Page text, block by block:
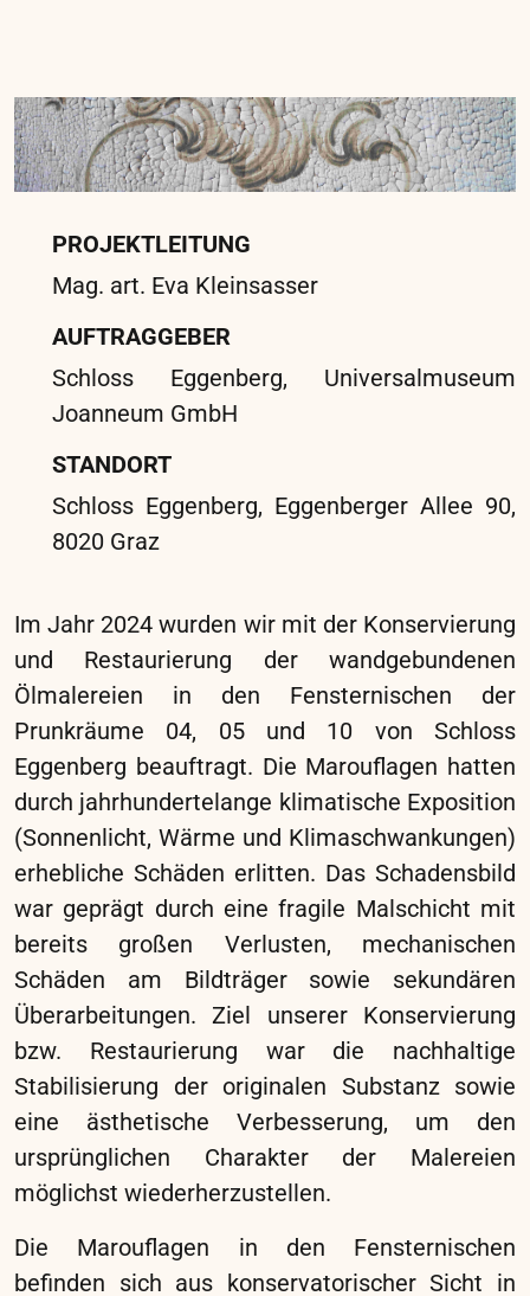
Projekte Schloss Schönbrunn Kinderzimmer
SCHÖNBRUNN
KINDERZIMMER
WEISS-GOLD-FASSUNG
PROJEKTLEITUNG
Mag. art. Eva Kleinsasser